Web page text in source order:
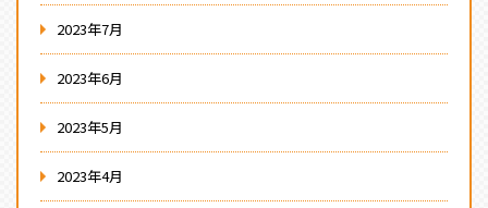
2023年7月
2023年6月
2023年5月
2023年4月